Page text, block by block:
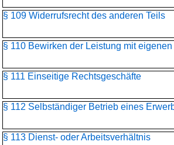
§ 109 Widerrufsrecht des anderen Teils
§ 110 Bewirken der Leistung mit eigenen
§ 111 Einseitige Rechtsgeschäfte
§ 112 Selbständiger Betrieb eines
§ 113 Dienst- oder Arbeitsverhältnis